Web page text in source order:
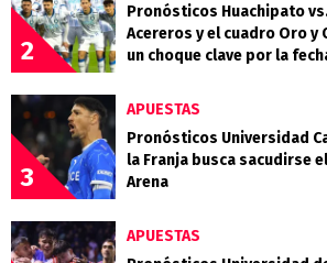
2
Pronósticos Huachipato
Acereros y el cuadro Oro
un choque clave por la
3
APUESTAS
Pronósticos Universidad
la Franja busca sacudirse
Arena
APUESTAS